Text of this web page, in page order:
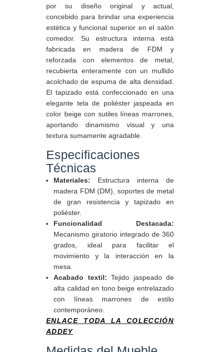
por su diseño original y actual,
concebido para brindar una experiencia
estética y funcional superior en el salón
comedor. Su estructura interna está
fabricada en madera de FDM y
reforzada con elementos de metal,
recubierta enteramente con un mullido
acolchado de espuma de alta densidad.
El tapizado está confeccionado en una
elegante tela de poliéster jaspeada en
color beige con sutiles líneas marrones,
aportando dinamismo visual y una
textura sumamente agradable.
Especificaciones
Técnicas
Materiales: Estructura interna de
madera FDM (DM), soportes de metal
de gran resistencia y tapizado en
poliéster.
Funcionalidad Destacada:
Mecanismo giratorio integrado de 360
grados, ideal para facilitar el
movimiento y la interacción en la
mesa.
Acabado textil: Tejido jaspeado de
alta calidad en tono beige entrelazado
con líneas marrones de estilo
contemporáneo.
ENLACE TODA LA COLECCIÓN
ADDEY